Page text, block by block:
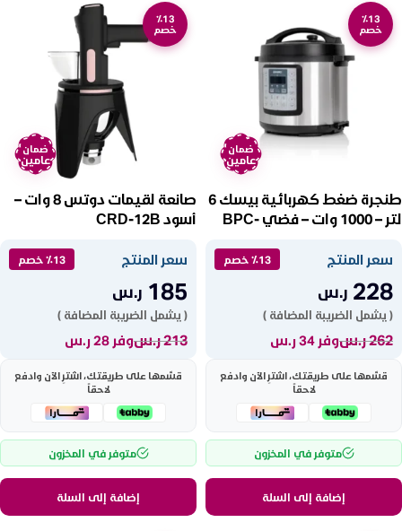
٪13
خصم
ضمان
عامين
طنجرة ضغط كهربائية بيسك 6
لتر – 1000 وات – فضي BPC-
سعر المنتج ٪13 خصم
228 ر.س
( يشمل الضريبة المضافة )
262ر.سوفر 34 ر.س
قسّمها على طريقتك، اشترِ الآن وادفع
لاحقاً
متوفر في المخزون
إضافة إلى السلة
٪13
خصم
ضمان
عامين
صانعة لقيمات دوتس 8 وات –
أسود CRD-12B
سعر المنتج ٪13 خصم
185 ر.س
( يشمل الضريبة المضافة )
213ر.سوفر 28 ر.س
قسّمها على طريقتك، اشترِ الآن وادفع
لاحقاً
متوفر في المخزون
إضافة إلى السلة